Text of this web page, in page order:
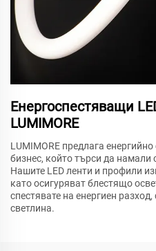
Енергоспестяващи
LUMIMORE
LUMIMORE предлага
бизнес, който търси да намали
Нашите LED ленти и профили
като осигуряват блестящо
спестявате на енергиен
светлина.